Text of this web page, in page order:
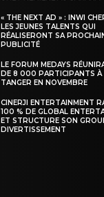
« THE NEXT AD » : INWI
LES JEUNES TALENTS QUI
RÉALISERONT SA
PUBLICITÉ
LE FORUM MEDAYS
DE 8 000 PARTICIPANTS À
TANGER EN NOVEMBRE
CINERJI ENTERTAINMENT
100 % DE GLOBAL
ET STRUCTURE SON
DIVERTISSEMENT